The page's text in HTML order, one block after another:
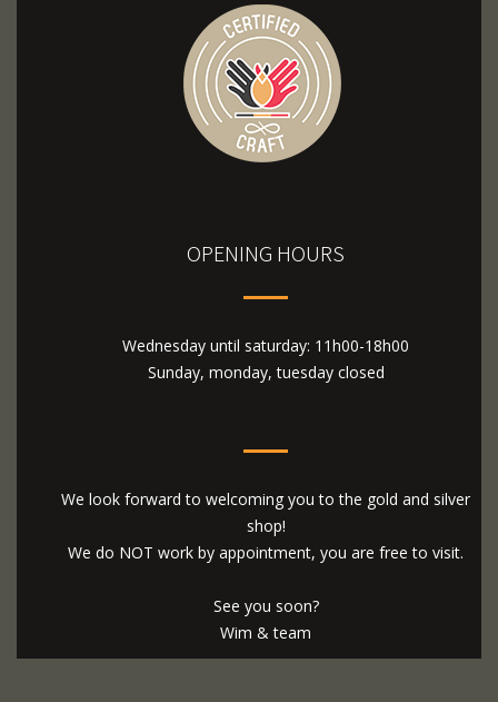
OPENING HOURS
Wednesday until saturday: 11h00-18h00
Sunday, monday, tuesday closed
We look forward to welcoming you to the gold and silver
shop!
We do NOT work by appointment, you are free to visit.
See you soon?
Wim & team